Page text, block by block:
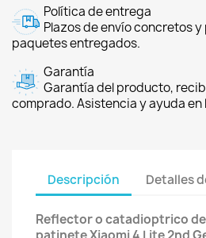
Política de entrega
Plazos de envío concretos
paquetes entregados.
Garantía
Garantía del producto,
comprado. Asistencia y ayuda en
Descripción Detalles
Reflector o catadioptrico